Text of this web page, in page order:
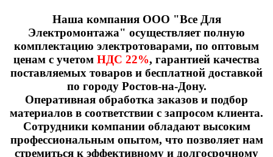
Наша компания ООО "Все Для
Электромонтажа" осуществляет полную
комплектацию электротоварами, по оптовым
ценам с учетом НДС 22%, гарантией качества
поставляемых товаров и бесплатной доставкой
по городу Ростов-на-Дону.
Оперативная обработка заказов и подбор
материалов в соответствии с запросом клиента.
Сотрудники компании обладают высоким
профессиональным опытом, что позволяет нам
стремиться к эффективному и долгосрочному